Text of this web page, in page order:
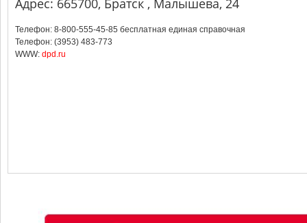
Адрес: 665700, Братск , Малышева, 24
Телефон: 8-800-555-45-85 бесплатная единая справочная
Телефон: (3953) 483-773
WWW: dpd.ru